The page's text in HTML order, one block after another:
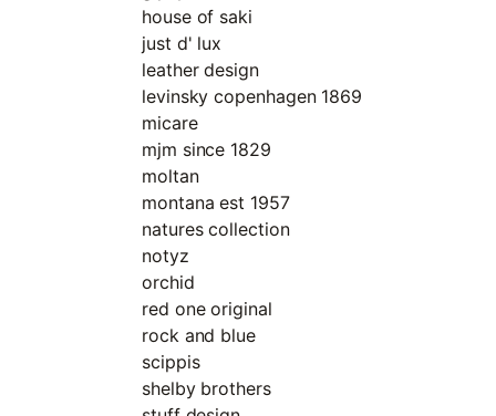
house of saki
just d' lux
leather design
levinsky copenhagen 1869
micare
mjm since 1829
moltan
montana est 1957
natures collection
notyz
orchid
red one original
rock and blue
scippis
shelby brothers